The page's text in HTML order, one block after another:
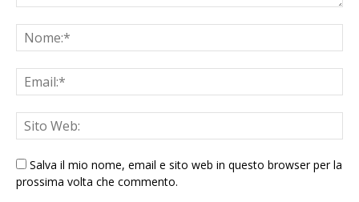
Salva il mio nome, email e sito web in questo browser per la
prossima volta che commento.